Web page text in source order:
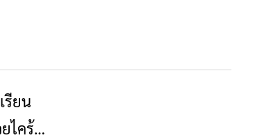
ข่าวเชียงราย
รียน
ไคร้